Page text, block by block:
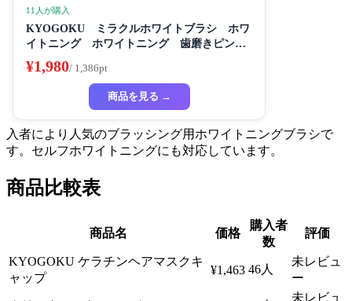
11人が購入
KYOGOKU ミラクルホワイトブラシ ホワ
イトニング ホワイトニング 歯磨きピンク
¥1,980/ 1,386pt
商品を見る →
入者により人気のブラッシング用ホワイトニングブラシで
す。セルフホワイトニングにも対応しています。
商品比較表
商品名 価格
購入者
数
評価
KYOGOKU ケラチンヘアマスクキ
ャップ
¥1,463 46人
未レビュ
ー
未レビュ